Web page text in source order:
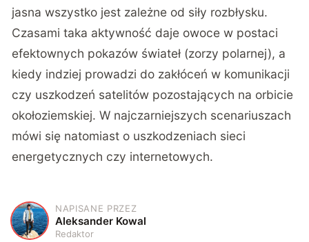
jasna wszystko jest zależne od siły rozbłysku.
Czasami taka aktywność daje owoce w postaci
efektownych pokazów świateł (zorzy polarnej), a
kiedy indziej prowadzi do zakłóceń w komunikacji
czy uszkodzeń satelitów pozostających na orbicie
okołoziemskiej. W najczarniejszych scenariuszach
mówi się natomiast o uszkodzeniach sieci
energetycznych czy internetowych.
A
NAPISANE PRZEZ
Aleksander Kowal
Redaktor